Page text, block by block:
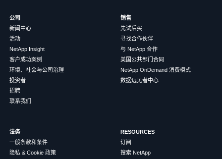
公司
新闻中心
活动
NetApp Insight
客户成功案例
环境、社会与公司治理
投资者
招聘
联系我们
销售
先试后买
寻找合作伙伴
与 NetApp 合作
美国公共部门合同
NetApp OnDemand 消费模式
数据远见者中心
法务
一般条款和条件
隐私 & Cookie 政策
RESOURCES
订阅
搜索 NetApp